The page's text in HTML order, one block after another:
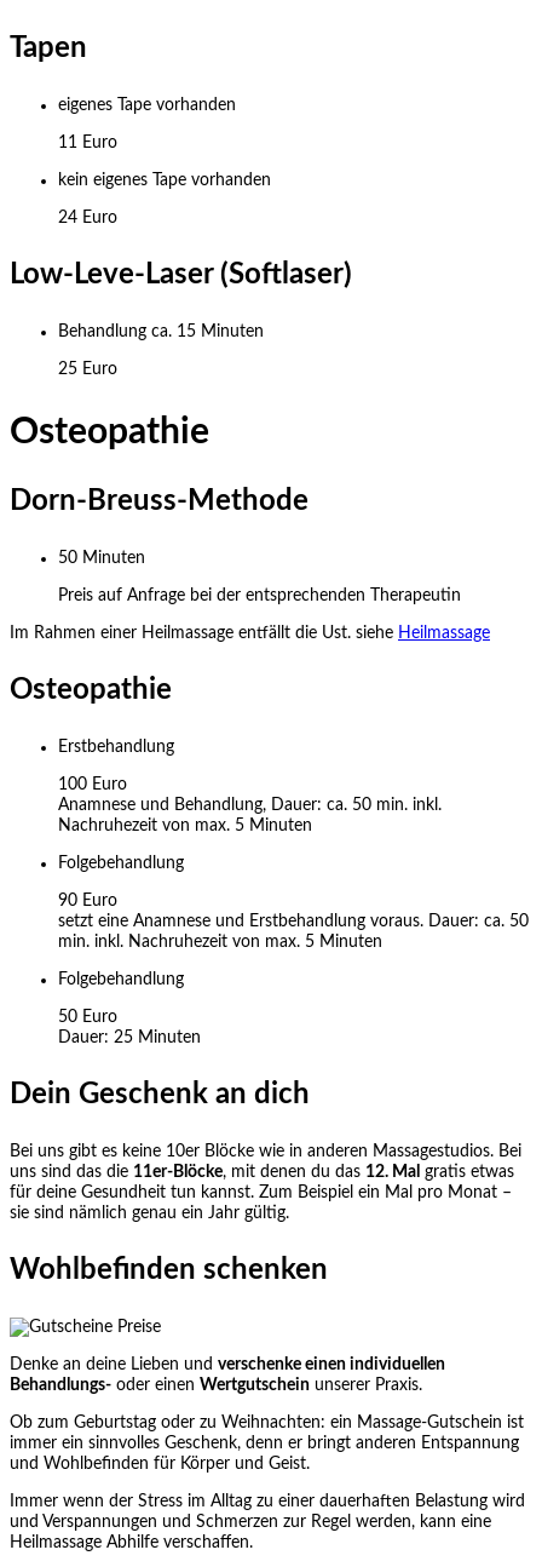
Tapen
eigenes Tape vorhanden
11 Euro
kein eigenes Tape vorhanden
24 Euro
Low-Leve-Laser (Softlaser)
Behandlung ca. 15 Minuten
25 Euro
Osteopathie
Dorn-Breuss-Methode
50 Minuten
Preis auf Anfrage bei der entsprechenden Therapeutin
Im Rahmen einer Heilmassage entfällt die Ust. siehe Heilmassage
Osteopathie
Erstbehandlung
100 Euro
Anamnese und Behandlung, Dauer: ca. 50 min. inkl.
Nachruhezeit von max. 5 Minuten
Folgebehandlung
90 Euro
setzt eine Anamnese und Erstbehandlung voraus. Dauer: ca. 50
min. inkl. Nachruhezeit von max. 5 Minuten
Folgebehandlung
50 Euro
Dauer: 25 Minuten
Dein Geschenk an dich
Bei uns gibt es keine 10er Blöcke wie in anderen Massagestudios. Bei
uns sind das die 11er-Blöcke, mit denen du das 12. Mal gratis etwas
für deine Gesundheit tun kannst. Zum Beispiel ein Mal pro Monat –
sie sind nämlich genau ein Jahr gültig.
Wohlbefinden schenken
Denke an deine Lieben und verschenke einen individuellen
Behandlungs- oder einen Wertgutschein unserer Praxis.
Ob zum Geburtstag oder zu Weihnachten: ein Massage-Gutschein ist
immer ein sinnvolles Geschenk, denn er bringt anderen Entspannung
und Wohlbefinden für Körper und Geist.
Immer wenn der Stress im Alltag zu einer dauerhaften Belastung wird
und Verspannungen und Schmerzen zur Regel werden, kann eine
Heilmassage Abhilfe verschaffen.